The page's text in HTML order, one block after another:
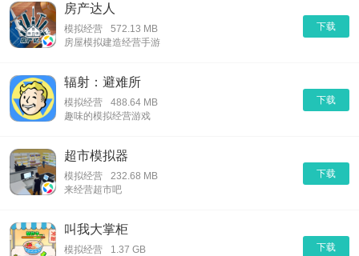
下载
房产达人
模拟经营
572.13 MB
房屋模拟建造经营手游
下载
辐射：避难所
模拟经营
488.64 MB
趣味的模拟经营游戏
下载
超市模拟器
模拟经营
232.68 MB
来经营超市吧
下载
叫我大掌柜
模拟经营
1.37 GB